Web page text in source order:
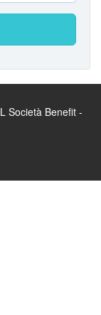
Società Benefit -